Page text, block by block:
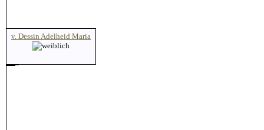
v. Dessin Adelheid Maria